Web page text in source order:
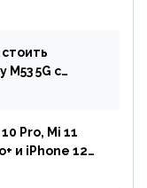
M53 5G с
Pro, Mi 11
и iPhone 12